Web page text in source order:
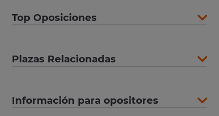
Top Oposiciones
Plazas Relacionadas
Información para opositores